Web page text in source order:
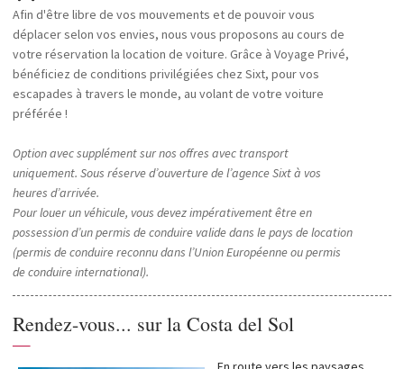
Afin d'être libre de vos mouvements et de pouvoir vous
déplacer selon vos envies, nous vous proposons au cours de
votre réservation la location de voiture. Grâce à Voyage Privé,
bénéficiez de conditions privilégiées chez Sixt, pour vos
escapades à travers le monde, au volant de votre voiture
préférée !
Option avec supplément sur nos offres avec transport
uniquement. Sous réserve d’ouverture de l’agence Sixt à vos
heures d’arrivée.
Pour louer un véhicule, vous devez impérativement être en
possession d’un permis de conduire valide dans le pays de location
(permis de conduire reconnu dans l’Union Européenne ou permis
de conduire international).
Rendez-vous... sur la Costa del Sol
—